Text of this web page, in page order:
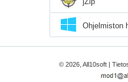
Ohjelmiston
© 2026, All10soft |